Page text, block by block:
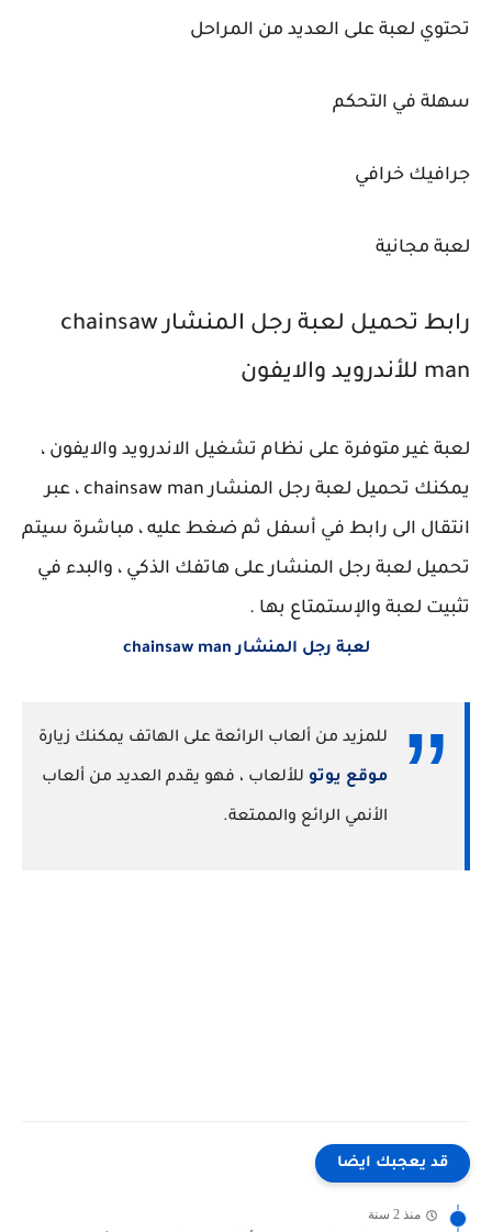
تحتوي لعبة على العديد من المراحل
سهلة في التحكم
جرافيك خرافي
لعبة مجانية
رابط تحميل لعبة رجل المنشار chainsaw
man للأندرويد والايفون
لعبة غير متوفرة على نظام تشغيل الاندرويد والايفون ،
يمكنك تحميل لعبة رجل المنشار chainsaw man ، عبر
انتقال الى رابط في أسفل ثم ضغط عليه ، مباشرة سيتم
تحميل لعبة رجل المنشار على هاتفك الذكي ، والبدء في
تثبيت لعبة والإستمتاع بها .
لعبة رجل المنشار chainsaw man
للمزيد من ألعاب الرائعة على الهاتف يمكنك زيارة
موقع يوتو للألعاب ، فهو يقدم العديد من ألعاب
الأنمي الرائع والممتعة.
قد يعجبك ايضا
منذ 2 سنة